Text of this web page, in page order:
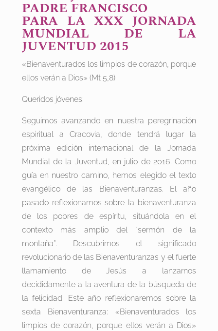
PADRE FRANCISCO
PARA LA XXX JORNADA
MUNDIAL DE LA
JUVENTUD 2015
«Bienaventurados los limpios de corazón, porque
ellos verán a Dios» (Mt 5,8)
Queridos jóvenes:
Seguimos avanzando en nuestra peregrinación
espiritual a Cracovia, donde tendrá lugar la
próxima edición internacional de la Jornada
Mundial de la Juventud, en julio de 2016. Como
guía en nuestro camino, hemos elegido el texto
evangélico de las Bienaventuranzas. El año
pasado reflexionamos sobre la bienaventuranza
de los pobres de espíritu, situándola en el
contexto más amplio del “sermón de la
montaña”. Descubrimos el significado
revolucionario de las Bienaventuranzas y el fuerte
llamamiento de Jesús a lanzarnos
decididamente a la aventura de la búsqueda de
la felicidad. Este año reflexionaremos sobre la
sexta Bienaventuranza: «Bienaventurados los
limpios de corazón, porque ellos verán a Dios»